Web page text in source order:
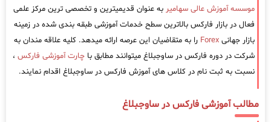
موسسه آموزش عالی سهامیر به عنوان قدیمیترین و تخصصی ترین مرکز علمی
فعال در بازار فارکس بالاترین سطح خدمات آموزشی طبقه بندی شده در زمینه
بازار جهانی Forex را به متقاضیان این عرصه ارائه میدهد. کلیه علاقه مندان به
شرکت در دوره فارکس در ساوجبلاغ میتوانند مطابق با چارت آموزشی فارکس ،
نسبت به ثبت نام در کلاس های آموزش فارکس در ساوجبلاغ اقدام نمایند.
مطالب آموزشی فارکس در ساوجبلاغ